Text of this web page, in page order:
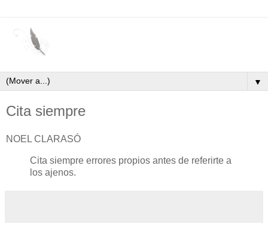
▼
Cita siempre
NOEL CLARASÓ
Cita siempre errores propios antes de referirte a
los ajenos.